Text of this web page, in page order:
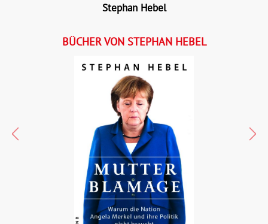
Stephan Hebel
BÜCHER VON STEPHAN HEBEL